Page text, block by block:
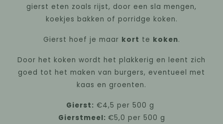
gierst eten zoals rijst, door een sla mengen,
koekjes bakken of porridge koken.
Gierst hoef je maar kort te koken.
Door het koken wordt het plakkerig en leent zich
goed tot het maken van burgers, eventueel met
kaas en groenten.
Gierst: €4,5 per 500 g
Gierstmeel: €5,0 per 500 g